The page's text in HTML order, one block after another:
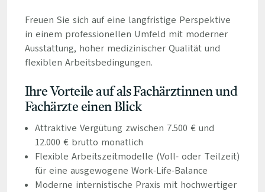
Freuen Sie sich auf eine langfristige Perspektive
in einem professionellen Umfeld mit moderner
Ausstattung, hoher medizinischer Qualität und
flexiblen Arbeitsbedingungen.
Ihre Vorteile auf als Fachärztinnen und
Fachärzte einen Blick
Attraktive Vergütung zwischen 7.500 € und
12.000 € brutto monatlich
Flexible Arbeitszeitmodelle (Voll- oder Teilzeit)
für eine ausgewogene Work-Life-Balance
Moderne internistische Praxis mit hochwertiger